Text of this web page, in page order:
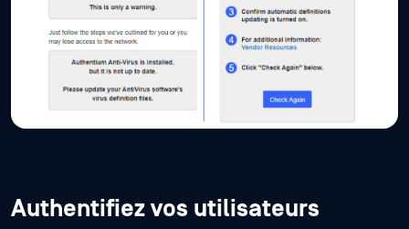
Authentifiez vos utilisateurs